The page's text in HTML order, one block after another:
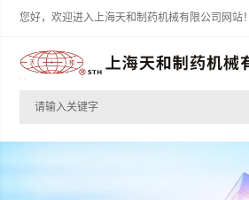
您好，欢迎进入上海天和制药机械有限公司网站！